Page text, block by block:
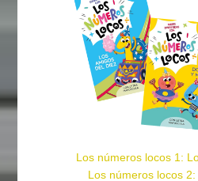
Los números locos 1:
Los números locos